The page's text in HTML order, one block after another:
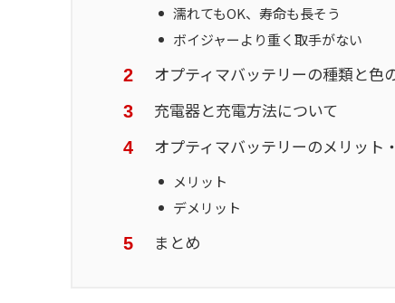
濡れてもOK、寿命も長そう
ボイジャーより重く取手がない
オプティマバッテリーの種類と色
充電器と充電方法について
オプティマバッテリーのメリット
メリット
デメリット
まとめ